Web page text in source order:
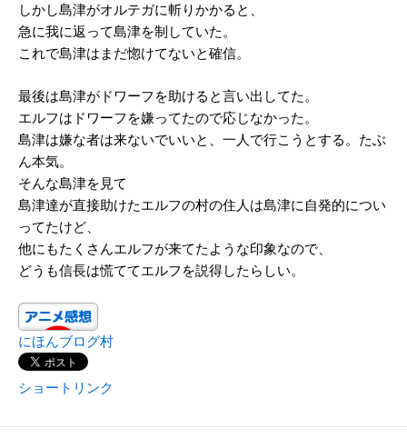
しかし島津がオルテガに斬りかかると、
急に我に返って島津を制していた。
これで島津はまだ惚けてないと確信。
最後は島津がドワーフを助けると言い出してた。
エルフはドワーフを嫌ってたので応じなかった。
島津は嫌な者は来ないでいいと、一人で行こうとする。たぶ
ん本気。
そんな島津を見て
島津達が直接助けたエルフの村の住人は島津に自発的につい
ってたけど、
他にもたくさんエルフが来てたような印象なので、
どうも信長は慌ててエルフを説得したらしい。
にほんブログ村
ショートリンク